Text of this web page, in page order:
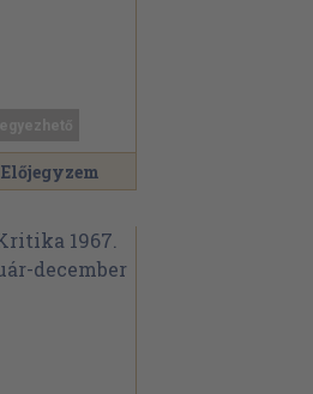
Előjegyzem